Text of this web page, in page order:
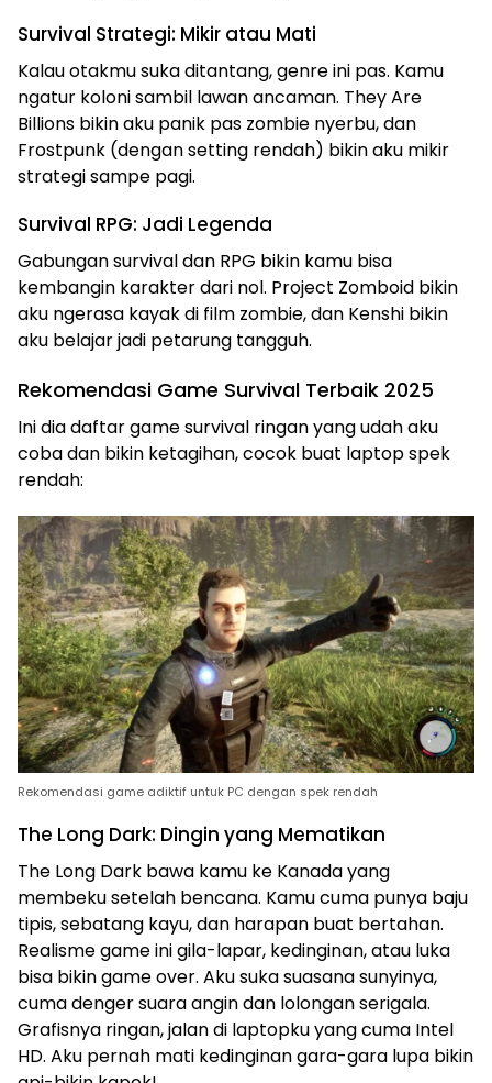
Survival Strategi: Mikir atau Mati
Kalau otakmu suka ditantang, genre ini pas. Kamu
ngatur koloni sambil lawan ancaman. They Are
Billions bikin aku panik pas zombie nyerbu, dan
Frostpunk (dengan setting rendah) bikin aku mikir
strategi sampe pagi.
Survival RPG: Jadi Legenda
Gabungan survival dan RPG bikin kamu bisa
kembangin karakter dari nol. Project Zomboid bikin
aku ngerasa kayak di film zombie, dan Kenshi bikin
aku belajar jadi petarung tangguh.
Rekomendasi Game Survival Terbaik 2025
Ini dia daftar game survival ringan yang udah aku
coba dan bikin ketagihan, cocok buat laptop spek
rendah:
Rekomendasi game adiktif untuk PC dengan spek rendah
The Long Dark: Dingin yang Mematikan
The Long Dark bawa kamu ke Kanada yang
membeku setelah bencana. Kamu cuma punya baju
tipis, sebatang kayu, dan harapan buat bertahan.
Realisme game ini gila-lapar, kedinginan, atau luka
bisa bikin game over. Aku suka suasana sunyinya,
cuma denger suara angin dan lolongan serigala.
Grafisnya ringan, jalan di laptopku yang cuma Intel
HD. Aku pernah mati kedinginan gara-gara lupa bikin